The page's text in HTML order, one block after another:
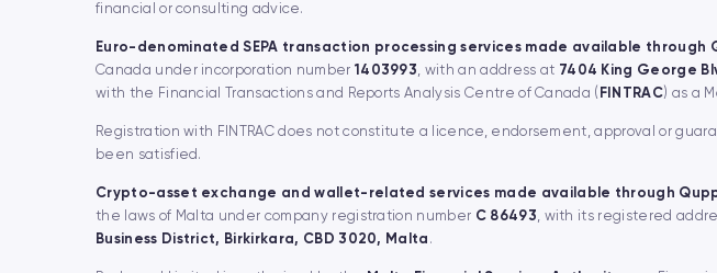
financial or consulting advice.
Euro-denominated SEPA transaction processing services made available through
Canada under incorporation number 1403993, with an address at 7404 King George
with the Financial Transactions and Reports Analysis Centre of Canada ( FINTRAC) as a
Registration with FINTRAC does not constitute a licence, endorsement, approval or
been satisfied.
Crypto-asset exchange and wallet-related services made available through
the laws of Malta under company registration number C 86493, with its registered
Business District, Birkirkara, CBD 3020, Malta .